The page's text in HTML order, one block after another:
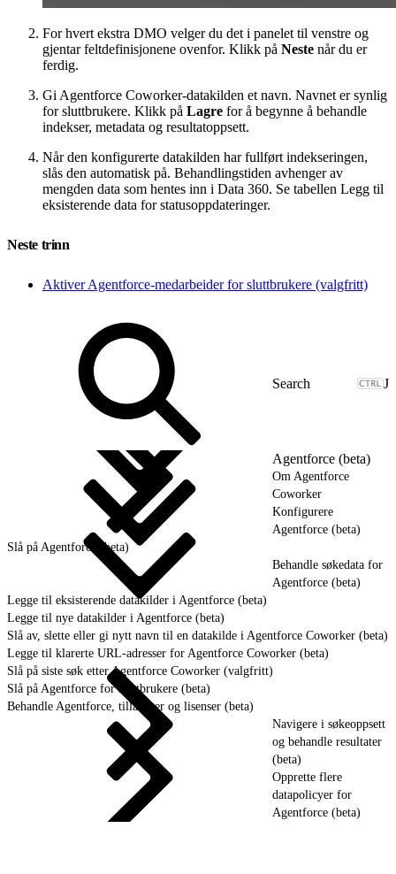
For hvert ekstra DMO velger du det i panelet til venstre og
gjentar feltdefinisjonene ovenfor. Klikk på Neste når du er
ferdig.
Gi Agentforce Coworker-datakilden et navn. Navnet er synlig
for sluttbrukere. Klikk på Lagre for å begynne å behandle
indekser, metadata og resultatoppsett.
Når den konfigurerte datakilden har fullført indekseringen,
slås den automatisk på. Behandlingstiden avhenger av
mengden data som hentes inn i Data 360. Se tabellen Legg til
eksisterende data for statusoppdateringer.
Neste trinn
Aktiver Agentforce-medarbeider for sluttbrukere (valgfritt)
J
Agentforce (beta)
Om Agentforce
Coworker
Konfigurere
Agentforce (beta)
Slå på Agentforce (beta)
Behandle søkedata for
Agentforce (beta)
Legge til eksisterende datakilder i Agentforce (beta)
Legge til nye datakilder i Agentforce (beta)
Slå av, slette eller gi nytt navn til en datakilde i Agentforce Coworker (beta)
Legge til klarerte URL-adresser for Agentforce Coworker (beta)
Slå på siste søk etter Agentforce Coworker (valgfritt)
Slå på Agentforce for sluttbrukere (beta)
Behandle Agentforce, tillatelser og lisenser (beta)
Navigere i søkeoppsett
og behandle resultater
(beta)
Opprette flere
datapolicyer for
Agentforce (beta)